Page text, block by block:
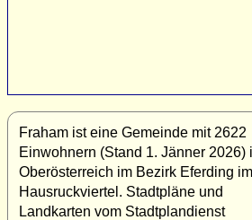
Fraham ist eine Gemeinde mit 2622
Einwohnern (Stand 1. Jänner 2026)
Oberösterreich im Bezirk Eferding im
Hausruckviertel. Stadtpläne und
Landkarten vom Stadtplandienst